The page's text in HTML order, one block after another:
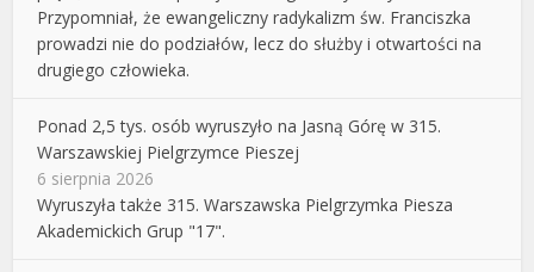
Przypomniał, że ewangeliczny radykalizm św. Franciszka
prowadzi nie do podziałów, lecz do służby i otwartości na
drugiego człowieka.
Ponad 2,5 tys. osób wyruszyło na Jasną Górę w 315.
Warszawskiej Pielgrzymce Pieszej
6 sierpnia 2026
Wyruszyła także 315. Warszawska Pielgrzymka Piesza
Akademickich Grup "17".